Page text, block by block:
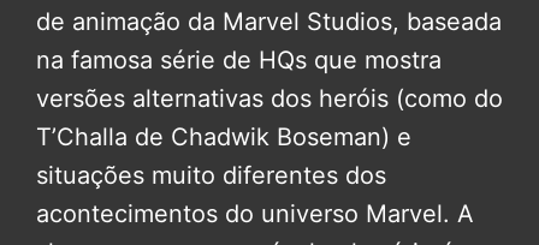
de animação da Marvel Studios, baseada
na famosa série de HQs que mostra
versões alternativas dos heróis (como do
T’Challa de Chadwik Boseman) e
situações muito diferentes dos
acontecimentos do universo Marvel. A